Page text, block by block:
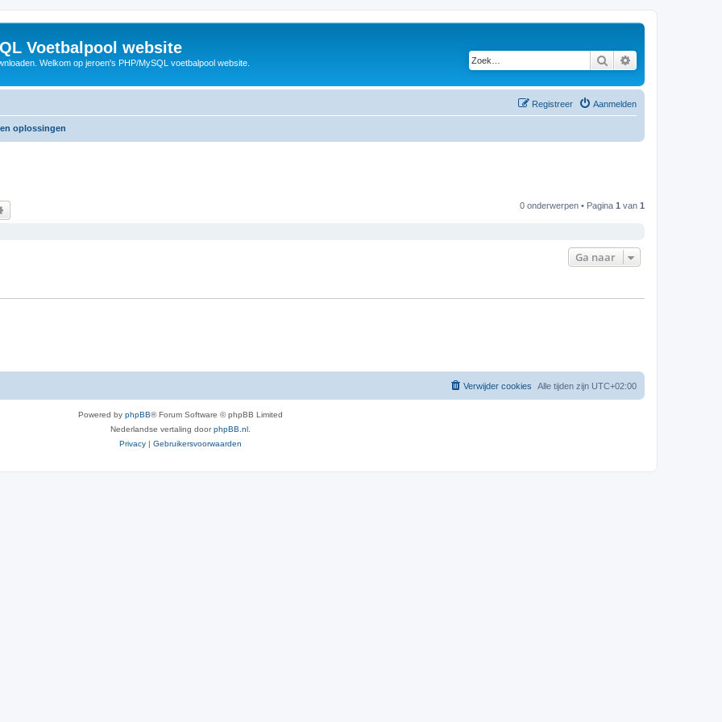
Voetbalpool website
Welkom op jeroen's PHP/MySQL voetbalpool website. Zoek
Aanmelden
Registreer
oplossingen
0 onderwerpen • Pagina 1 van 1
Ga naar
Alle tijden zijn UTC+02:00
Verwijder cookies
Powered by phpBB® Forum Software © phpBB Limited
Nederlandse vertaling doorphpBB.nl
Privacy | Gebruikersvoorwaarden